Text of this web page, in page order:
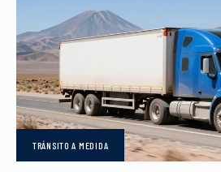
TRÁNSITOA MEDIDA